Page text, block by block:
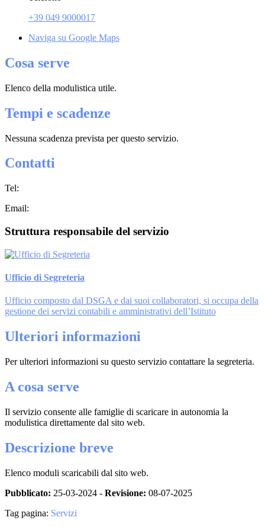
+39 049 9000017
Naviga su Google Maps
Cosa serve
Elenco della modulistica utile.
Tempi e scadenze
Nessuna scadenza prevista per questo servizio.
Contatti
Tel:
Email:
Struttura responsabile del servizio
Ufficio di Segreteria
Ufficio composto dal DSGA e dai suoi collaboratori, si occupa della
gestione dei servizi contabili e amministrativi dell’Istituto
Ulteriori informazioni
Per ulteriori informazioni su questo servizio contattare la segreteria.
A cosa serve
Il servizio consente alle famiglie di scaricare in autonomia la
modulistica direttamente dal sito web.
Descrizione breve
Elenco moduli scaricabili dal sito web.
Pubblicato: 25-03-2024 - Revisione: 08-07-2025
Tag pagina: Servizi